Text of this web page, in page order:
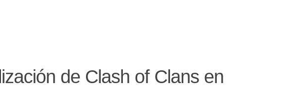
de Clash of Clans en